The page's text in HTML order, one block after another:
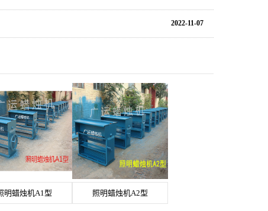
2022-11-07
明蜡烛机A1型 照明蜡烛机A2型